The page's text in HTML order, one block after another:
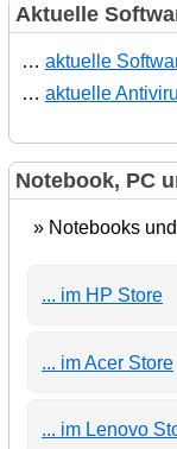
Aktuelle
… aktuelle
… aktuelle
Notebook, PC
» Notebooks
... im HP Store
... im Acer Store
... im Lenovo